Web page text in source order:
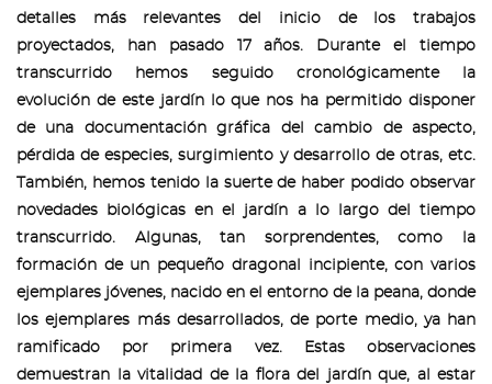
detalles más relevantes del inicio de los trabajos
proyectados, han pasado 17 años. Durante el tiempo
transcurrido hemos seguido cronológicamente la
evolución de este jardín lo que nos ha permitido disponer
de una documentación gráfica del cambio de aspecto,
pérdida de especies, surgimiento y desarrollo de otras, etc.
También, hemos tenido la suerte de haber podido observar
novedades biológicas en el jardín a lo largo del tiempo
transcurrido. Algunas, tan sorprendentes, como la
formación de un pequeño dragonal incipiente, con varios
ejemplares jóvenes, nacido en el entorno de la peana, donde
los ejemplares más desarrollados, de porte medio, ya han
ramificado por primera vez. Estas observaciones
demuestran la vitalidad de la flora del jardín que, al estar